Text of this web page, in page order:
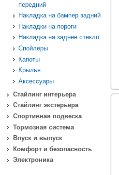
передний
Накладка на бампер задний
Накладки на пороги
Накладка на заднее стекло
Спойлеры
Капоты
Крылья
Аксессуары
Стайлинг интерьера
Стайлинг экстерьера
Спортивная подвеска
Тормозная система
Впуск и выпуск
Комфорт и безопасность
Электроника